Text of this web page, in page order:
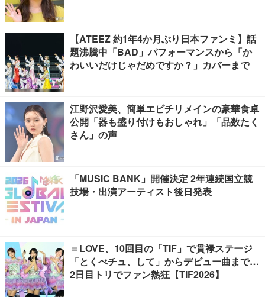
【ATEEZ 約1年4か月ぶり日本ファンミ】話
題沸騰中「BAD」パフォーマンスから「か
わいいだけじゃだめですか？」カバーまで
江野沢愛美、簡単エビチリメインの豪華食卓
公開「器も盛り付けもおしゃれ」「品数たく
さん」の声
「MUSIC BANK」開催決定 2年連続国立競
技場・出演アーティスト後日発表
＝LOVE、10回目の「TIF」で貫禄ステージ
「とくべチュ、して」からデビュー曲まで…
2日目トリでファン熱狂【TIF2026】